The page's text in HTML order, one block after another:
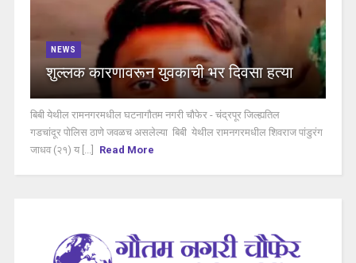
NEWS
शुल्लक कारणावरून युवकाची भर दिवसा हत्या
बिबी येथील रामनगरमधील घटनागौतम नगरी चौफेर - चंद्रपूर जिल्ह्यतिल
गडचांदूर पोलिस ठाणे जवळच असलेल्या बिबी येथील रामनगरमधील शिवराज पांडुरंग
जाधव (२१) य [...]
Read More